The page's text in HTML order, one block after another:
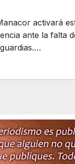
activará
ante la falta